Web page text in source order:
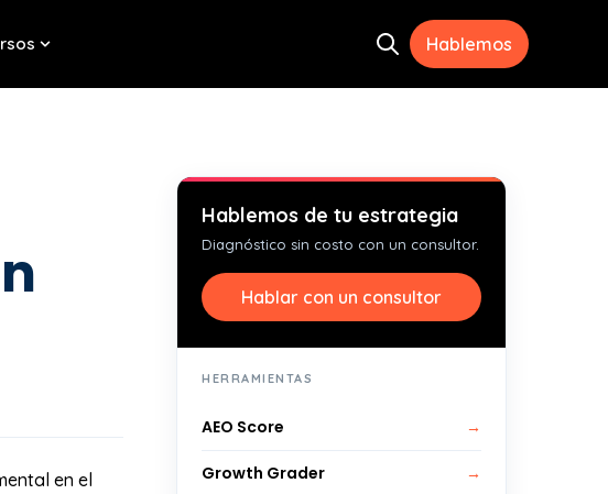
for Herramientas Open search
Hablemos
en el
Hablemos de tu estrategia
Diagnóstico sin costo con un consultor.
Hablar con un consultor
HERRAMIENTAS
AEO Score →
Growth Grader →